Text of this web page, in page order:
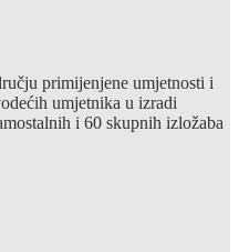
primijenjene umjetnosti i
umjetnika u izradi
i 60 skupnih izložaba